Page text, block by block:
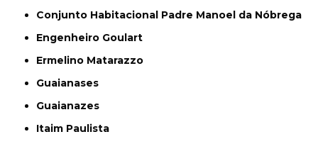
Conjunto Habitacional Padre Manoel da Nóbrega
Engenheiro Goulart
Ermelino Matarazzo
Guaianases
Guaianazes
Itaim Paulista